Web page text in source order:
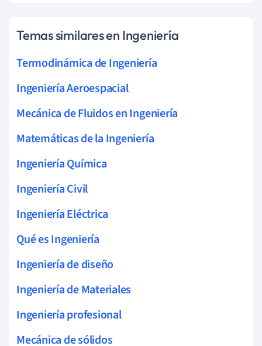
Temas similares en Ingeniería
Termodinámica de Ingeniería
Ingeniería Aeroespacial
Mecánica de Fluidos en Ingeniería
Matemáticas de la Ingeniería
Ingeniería Química
Ingeniería Civil
Ingeniería Eléctrica
Qué es Ingeniería
Ingeniería de diseño
Ingeniería de Materiales
Ingeniería profesional
Mecánica de sólidos